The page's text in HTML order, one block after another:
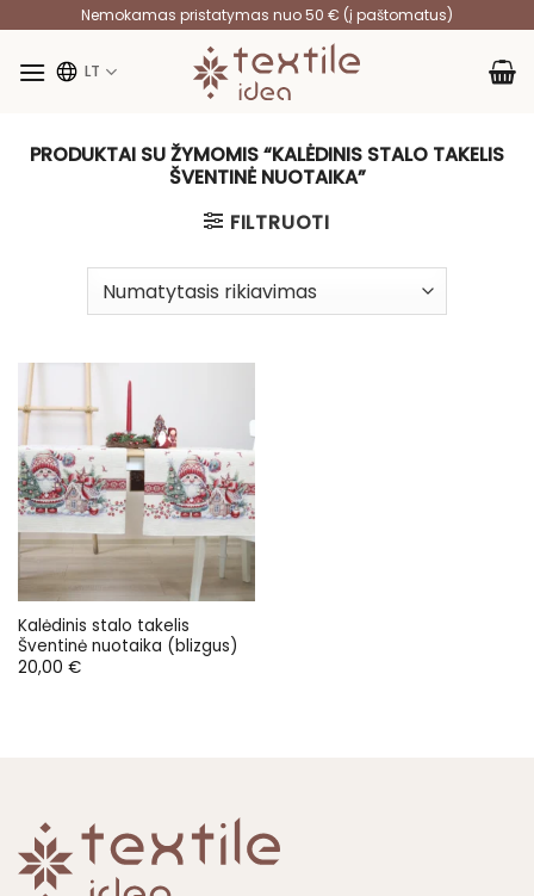
content
Nemokamas pristatymas nuo 50 € (į paštomatus)
LT
PRODUKTAI SU ŽYMOMIS “KALĖDINIS STALO TAKELIS
ŠVENTINĖ NUOTAIKA”
FILTRUOTI
Kalėdinis stalo takelis
Šventinė nuotaika (blizgus)
20,00 €